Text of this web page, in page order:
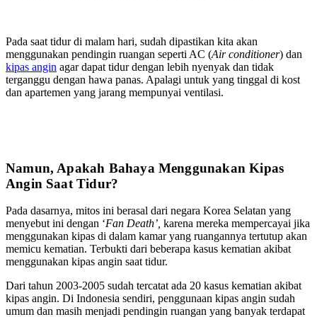
Pada saat tidur di malam hari, sudah dipastikan kita akan
menggunakan pendingin ruangan seperti AC (Air conditioner) dan
kipas angin agar dapat tidur dengan lebih nyenyak dan tidak
terganggu dengan hawa panas. Apalagi untuk yang tinggal di kost
dan apartemen yang jarang mempunyai ventilasi.
Namun, Apakah Bahaya Menggunakan Kipas
Angin Saat Tidur?
Pada dasarnya, mitos ini berasal dari negara Korea Selatan yang
menyebut ini dengan ‘Fan Death’, karena mereka mempercayai jika
menggunakan kipas di dalam kamar yang ruangannya tertutup akan
memicu kematian. Terbukti dari beberapa kasus kematian akibat
menggunakan kipas angin saat tidur.
Dari tahun 2003-2005 sudah tercatat ada 20 kasus kematian akibat
kipas angin. Di Indonesia sendiri, penggunaan kipas angin sudah
umum dan masih menjadi pendingin ruangan yang banyak terdapat